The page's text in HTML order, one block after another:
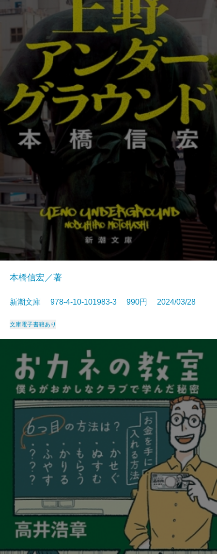
本橋信宏／著
新潮文庫 978-4-10-101983-3 990円 2024/03/28
文庫電子書籍あり